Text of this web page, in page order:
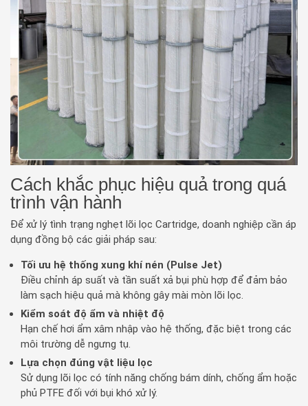
Cách khắc phục hiệu quả trong quá
trình vận hành
Để xử lý tình trạng nghẹt lõi lọc Cartridge, doanh nghiệp cần áp
dụng đồng bộ các giải pháp sau:
Tối ưu hệ thống xung khí nén (Pulse Jet)
Điều chỉnh áp suất và tần suất xả bụi phù hợp để đảm bảo
làm sạch hiệu quả mà không gây mài mòn lõi lọc.
Kiểm soát độ ẩm và nhiệt độ
Hạn chế hơi ẩm xâm nhập vào hệ thống, đặc biệt trong các
môi trường dễ ngưng tụ.
Lựa chọn đúng vật liệu lọc
Sử dụng lõi lọc có tính năng chống bám dính, chống ẩm hoặc
phủ PTFE đối với bụi khó xử lý.